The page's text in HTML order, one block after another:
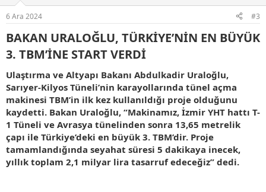
6 Ara 2024 #3
BAKAN URALOĞLU, TÜRKİYE’NİN EN BÜYÜK
3. TBM’İNE START VERDİ​
Ulaştırma ve Altyapı Bakanı Abdulkadir Uraloğlu,
Sarıyer-Kilyos Tüneli’nin karayollarında tünel açma
makinesi TBM’in ilk kez kullanıldığı proje olduğunu
kaydetti. Bakan Uraloğlu, “Makinamız, İzmir YHT hattı T-
1 Tüneli ve Avrasya tünelinden sonra 13,65 metrelik
çapı ile Türkiye’deki en büyük 3. TBM’dir. Proje
tamamlandığında seyahat süresi 5 dakikaya inecek,
yıllık toplam 2,1 milyar lira tasarruf edeceğiz” dedi.